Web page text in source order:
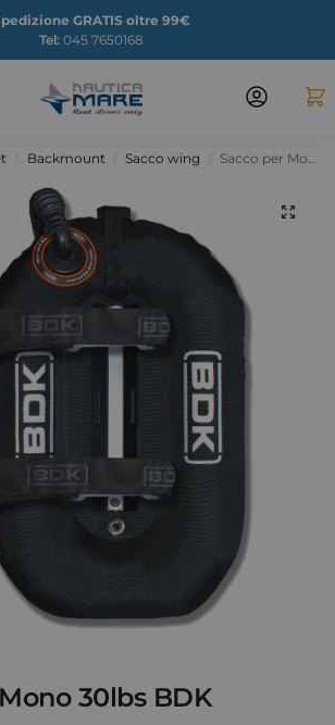
GRATIS oltre 99€
Tel: 045 7650168
Backmount Sacco wing Sacco per Mono 30lbs BDK
30lbs BDK